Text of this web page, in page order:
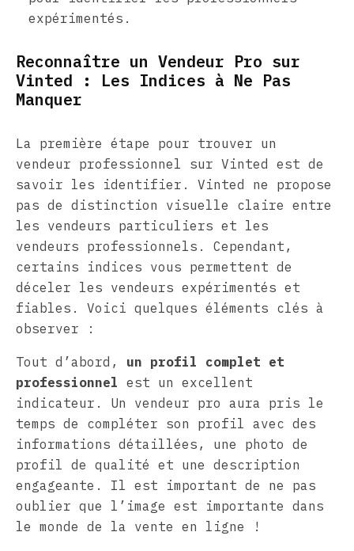
expérimentés.
Reconnaître un Vendeur Pro sur
Vinted : Les Indices à Ne Pas
Manquer
La première étape pour trouver un
vendeur professionnel sur Vinted est de
savoir les identifier. Vinted ne propose
pas de distinction visuelle claire entre
les vendeurs particuliers et les
vendeurs professionnels. Cependant,
certains indices vous permettent de
déceler les vendeurs expérimentés et
fiables. Voici quelques éléments clés à
observer :
Tout d’abord, un profil complet et
professionnel est un excellent
indicateur. Un vendeur pro aura pris le
temps de compléter son profil avec des
informations détaillées, une photo de
profil de qualité et une description
engageante. Il est important de ne pas
oublier que l’image est importante dans
le monde de la vente en ligne !